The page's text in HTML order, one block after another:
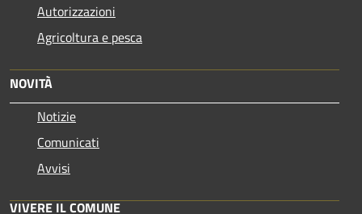
Autorizzazioni
Agricoltura e pesca
NOVITÀ
Notizie
Comunicati
Avvisi
VIVERE IL COMUNE